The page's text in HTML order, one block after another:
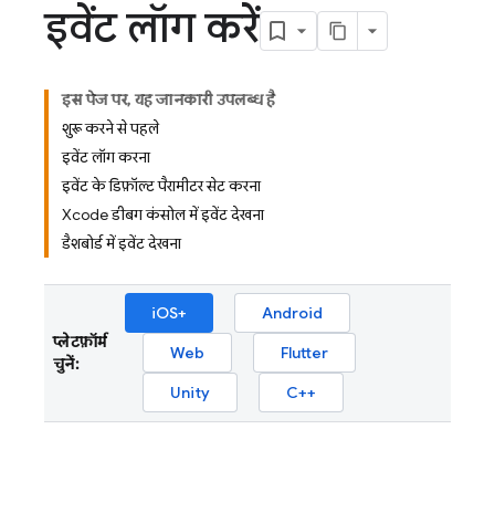
इवेंट लॉग करें
इस पेज पर, यह जानकारी उपलब्ध है
शुरू करने से पहले
इवेंट लॉग करना
इवेंट के डिफ़ॉल्ट पैरामीटर सेट करना
Xcode डीबग कंसोल में इवेंट देखना
डैशबोर्ड में इवेंट देखना
प्लेटफ़ॉर्म
चुनें:
iOS+
Android
Web
Flutter
Unity
C++